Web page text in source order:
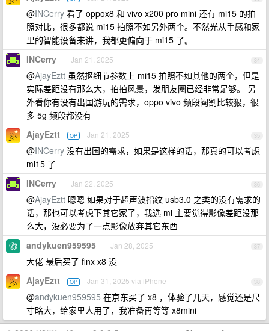
@INCerry 看了 oppox8 和 vivo x200 pro mini 还有 mi15 的拍
照对比，很多都说 mi15 拍照不如另外两个。不然光从手感和家
里的智能设备来讲，我都更偏向于 mi15 了。
34
INCerry Jan 21, 2025
@AjayEztt 虽然抠细节参数上 mi15 拍照不如其他的两个，但是
实际差距没有那么大，拍拍风景，发朋友圈已经非常足够。 另
外看你有没有出国游玩的需求，oppo vivo 频段阉割比较狠，很
多 5g 频段都没有
35
AjayEztt OP Jan 21, 2025
@INCerry 没有出国的需求，如果是这样的话，那真的可以考虑
mi15 了
36
INCerry Jan 22, 2025
@AjayEztt 嗯嗯 如果对于超声波指纹 usb3.0 之类的没有需求的
话，那也可以考虑下其它家了，我选 mi 主要觉得影像差距没那
么大，没必要为了一点影像放弃其它东西
37
andykuen959595 Jan 28, 2025
大佬 最后买了 finx x8 没
38
AjayEztt OP Jan 31, 2025 via iPhone
@andykuen959595 在京东买了 x8 ，体验了几天，感觉还是尺
寸略大，给家里人用了，我准备再等等 x8mini